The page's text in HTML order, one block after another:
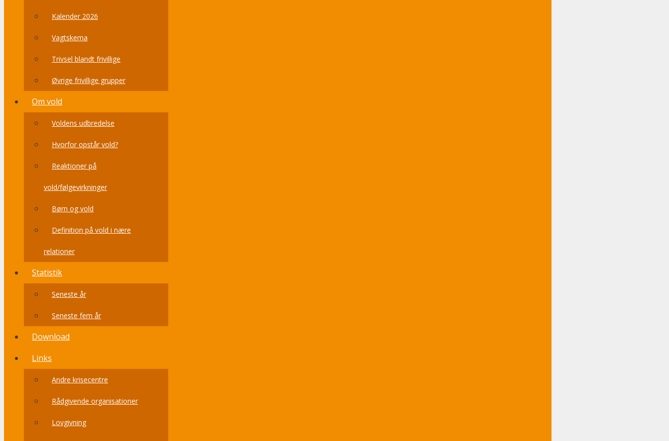
Kalender 2026
Vagtskema
Trivsel blandt frivillige
Øvrige frivillige grupper
Om vold
Voldens udbredelse
Hvorfor opstår vold?
Reaktioner på
vold/følgevirkninger
Børn og vold
Definition på vold i nære
relationer
Statistik
Seneste år
Seneste fem år
Download
Links
Andre krisecentre
Rådgivende organisationer
Lovgivning